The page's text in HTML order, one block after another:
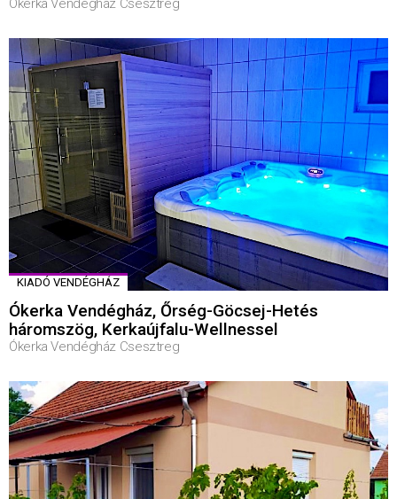
Ókerka Vendégház Csesztreg
KIADÓ VENDÉGHÁZ
Ókerka Vendégház, Őrség-Göcsej-Hetés
háromszög, Kerkaújfalu-Wellnessel
Ókerka Vendégház Csesztreg